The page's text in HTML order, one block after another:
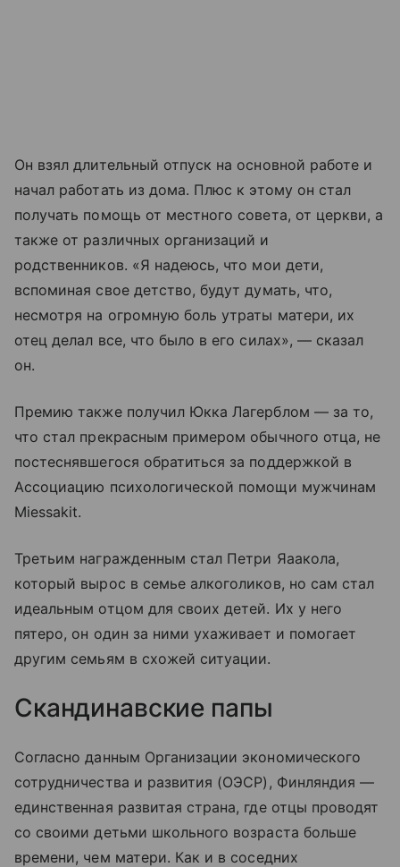
Он взял длительный отпуск на основной работе и
начал работать из дома. Плюс к этому он стал
получать помощь от местного совета, от церкви, а
также от различных организаций и
родственников. «Я надеюсь, что мои дети,
вспоминая свое детство, будут думать, что,
несмотря на огромную боль утраты матери, их
отец делал все, что было в его силах», — сказал
он.
Премию также получил Юкка Лагерблом — за то,
что стал прекрасным примером обычного отца, не
постеснявшегося обратиться за поддержкой в
Ассоциацию психологической помощи мужчинам
Miessakit.
Третьим награжденным стал Петри Яаакола,
который вырос в семье алкоголиков, но сам стал
идеальным отцом для своих детей. Их у него
пятеро, он один за ними ухаживает и помогает
другим семьям в схожей ситуации.
Скандинавские папы
Согласно данным Организации экономического
сотрудничества и развития (ОЭСР), Финляндия —
единственная развитая страна, где отцы проводят
со своими детьми школьного возраста больше
времени, чем матери. Как и в соседних